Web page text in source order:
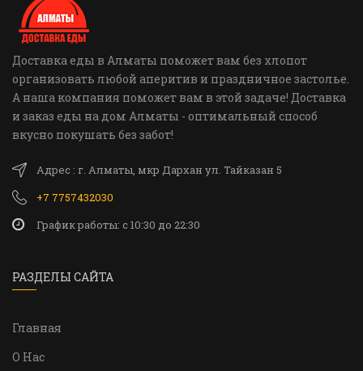
Доставка еды в Алматы поможет вам без хлопот
организовать любой аперитив и праздничное застолье.
А наша компания поможет вам в этой задаче! Доставка
и заказ еды на дом Алматы - оптимальный способ
вкусно покушать без забот!
Адрес : г. Алматы, мкр Дархан ул. Тайказан 5
+7 7757432030
График работы: c 10:30 до 22:30
РАЗДЕЛЫ САЙТА
Главная
О Нас